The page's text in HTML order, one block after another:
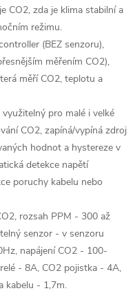
CO2, zda je klima stabilní a
režimu.
(BEZ senzoru),
měřením CO2),
měří CO2, teplotu a
pro malé i velké
CO2, zapíná/vypíná zdroj
hodnot a hystereze v
detekce napětí
poruchy kabelu nebo
rozsah PPM - 300 až
senzor - v senzoru
napájení CO2 - 100-
- 8A, CO2 pojistka - 4A,
kabelu - 1,7m.